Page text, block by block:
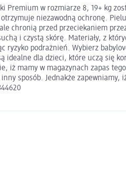
Premium w rozmiarze 8, 19+ kg
niezawodną ochronę.
chronią przed przeciekaniem
i czystą skórę. Materiały, z
ryzyko podrażnień. Wybierz
idealne dla dzieci, które uczą się
iż mamy w magazynach zapas
sposób. Jednakże zapewniamy,